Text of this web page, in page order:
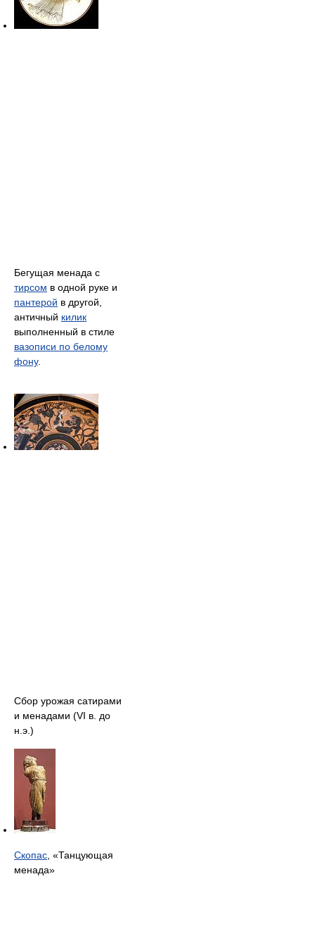
Бегущая менада с
тирсом в одной руке и
пантерой в другой,
античный килик
выполненный в стиле
вазописи по белому
фону.
Сбор урожая сатирами
и менадами (VI в. до
н.э.)
Скопас , «Танцующая
менада»